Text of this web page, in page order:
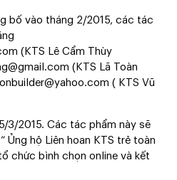
bố vào tháng 2/2015, các tác
(KTS Lê Cẩm Thùy
(KTS Lã Toàn
( KTS Vũ
3/2015. Các tác phẩm này sẽ
Ủng hộ Liên hoan KTS trẻ toàn
chức bình chọn online và kết